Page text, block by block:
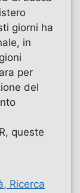
giorni ha
in
per
del
queste
Ricerca